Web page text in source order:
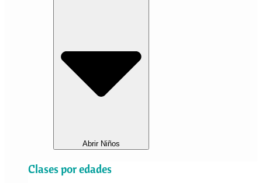
Abrir Niños
Clases por edades